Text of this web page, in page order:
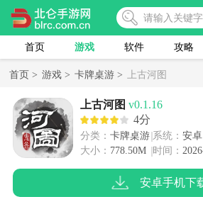
首页 游戏 软件 攻略
首页 > 游戏 > 卡牌桌游 > 上古河图
上古河图 v0.1.16
4分
分类： 卡牌桌游 系统： 安卓
大小： 778.50M 时间：
安卓手机下